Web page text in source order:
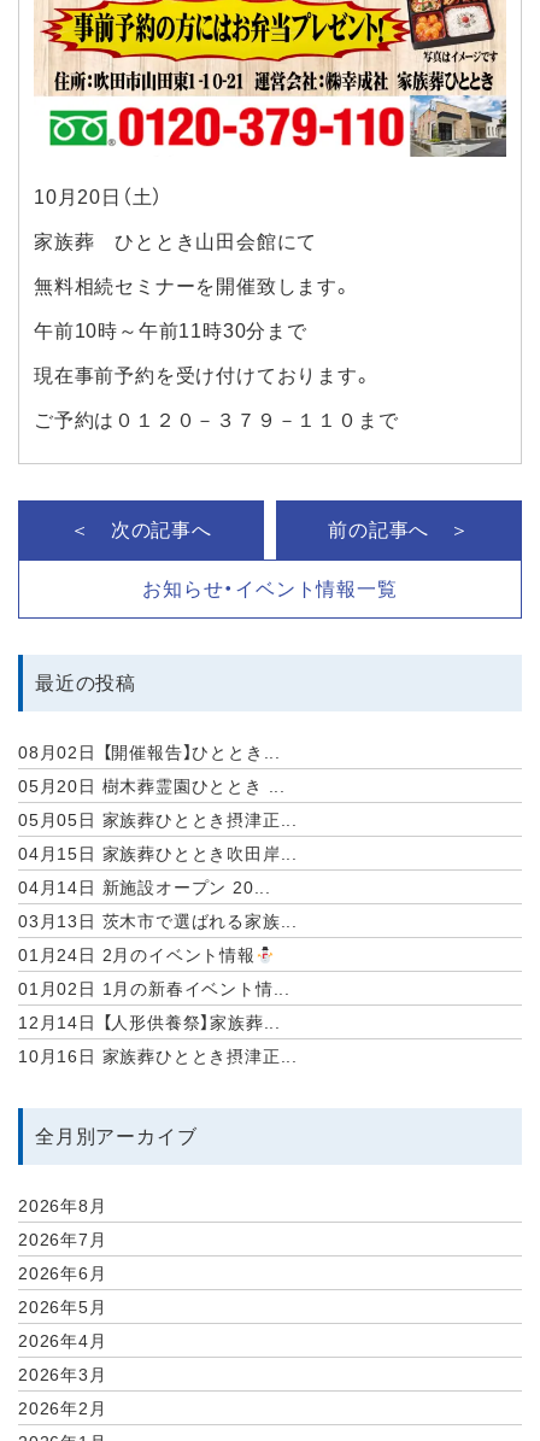
10月20日（土）
家族葬 ひととき山田会館にて
無料相続セミナーを開催致します。
午前10時～午前11時30分まで
現在事前予約を受け付けております。
ご予約は０１２０－３７９－１１０まで
＜ 次の記事へ
お知らせ・イベント情報一覧
前の記事へ ＞
最近の投稿
08月02日
【開催報告】ひととき...
05月20日 樹木葬霊園ひととき ...
05月05日 家族葬ひととき摂津正...
04月15日 家族葬ひととき吹田岸...
04月14日 新施設オープン 20...
03月13日 茨木市で選ばれる家族...
01月24日 2月のイベント情報
01月02日 1月の新春イベント情...
12月14日
【人形供養祭】家族葬...
10月16日 家族葬ひととき摂津正...
全月別アーカイブ
2026年8月
2026年7月
2026年6月
2026年5月
2026年4月
2026年3月
2026年2月